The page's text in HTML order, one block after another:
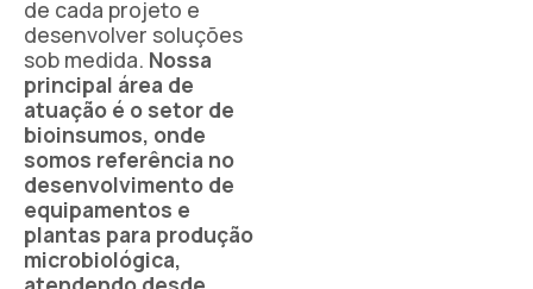
de cada projeto e
desenvolver soluções
sob medida. Nossa
principal área de
atuação é o setor de
bioinsumos, onde
somos referência no
desenvolvimento de
equipamentos e
plantas para produção
microbiológica,